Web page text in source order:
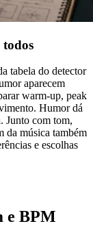
tabela do detector
aparecem
warm-up, peak
Humor dá
Junto com tom,
da música também
e escolhas
e BPM